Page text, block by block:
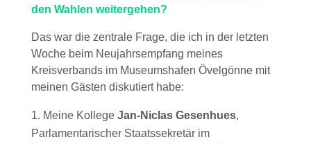
den Wahlen weitergehen?
Das war die zentrale Frage, die ich in der letzten
Woche beim Neujahrsempfang meines
Kreisverbands im Museumshafen Övelgönne mit
meinen Gästen diskutiert habe:
Meine Kollege Jan-Niclas Gesenhues,
Parlamentarischer Staatssekretär im